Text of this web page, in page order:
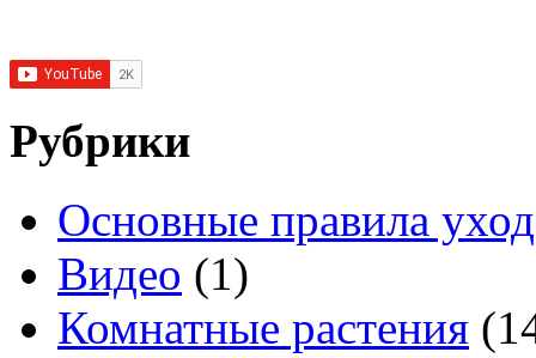
Рубрики
Основные правила
Видео (1)
Комнатные растения